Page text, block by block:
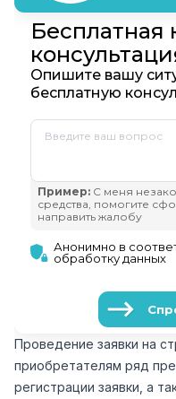
Проведение заявки на
приобретателям ряд
регистрации заявки, а